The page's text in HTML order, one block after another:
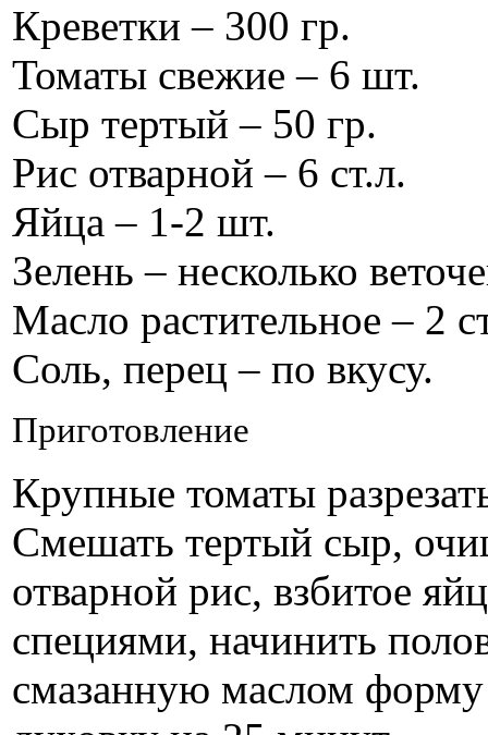
Креветки – 300 гр.
Томаты свежие – 6 шт.
Сыр тертый – 50 гр.
Рис отварной – 6 ст.л.
Яйца – 1-2 шт.
Зелень – несколько
Масло растительное – 2
Соль, перец – по вкусу.
Приготовление
Крупные томаты
Смешать тертый сыр,
отварной рис, взбитое
специями, начинить
смазанную маслом форму